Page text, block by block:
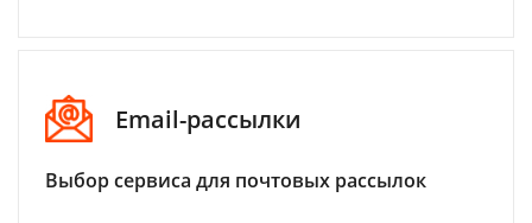
Email-рассылки
Выбор сервиса для почтовых рассылок